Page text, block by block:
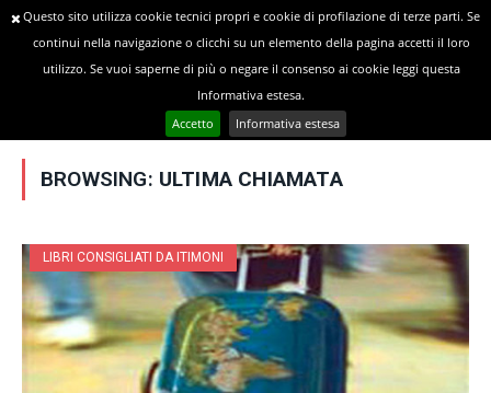
Posts Tagged "Ultima chiamata"
BROWSING: ULTIMA CHIAMATA
LIBRI CONSIGLIATI DA ITIMONI
Questo sito utilizza cookie tecnici propri e cookie di profilazione di terze parti. Se
continui nella navigazione o clicchi su un elemento della pagina accetti il loro
utilizzo. Se vuoi saperne di più o negare il consenso ai cookie leggi questa
Informativa estesa.
Accetto
Informativa estesa